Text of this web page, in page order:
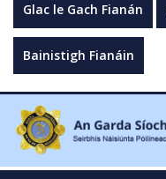
Glac le Gach Fianán
Bainistigh Fianáin